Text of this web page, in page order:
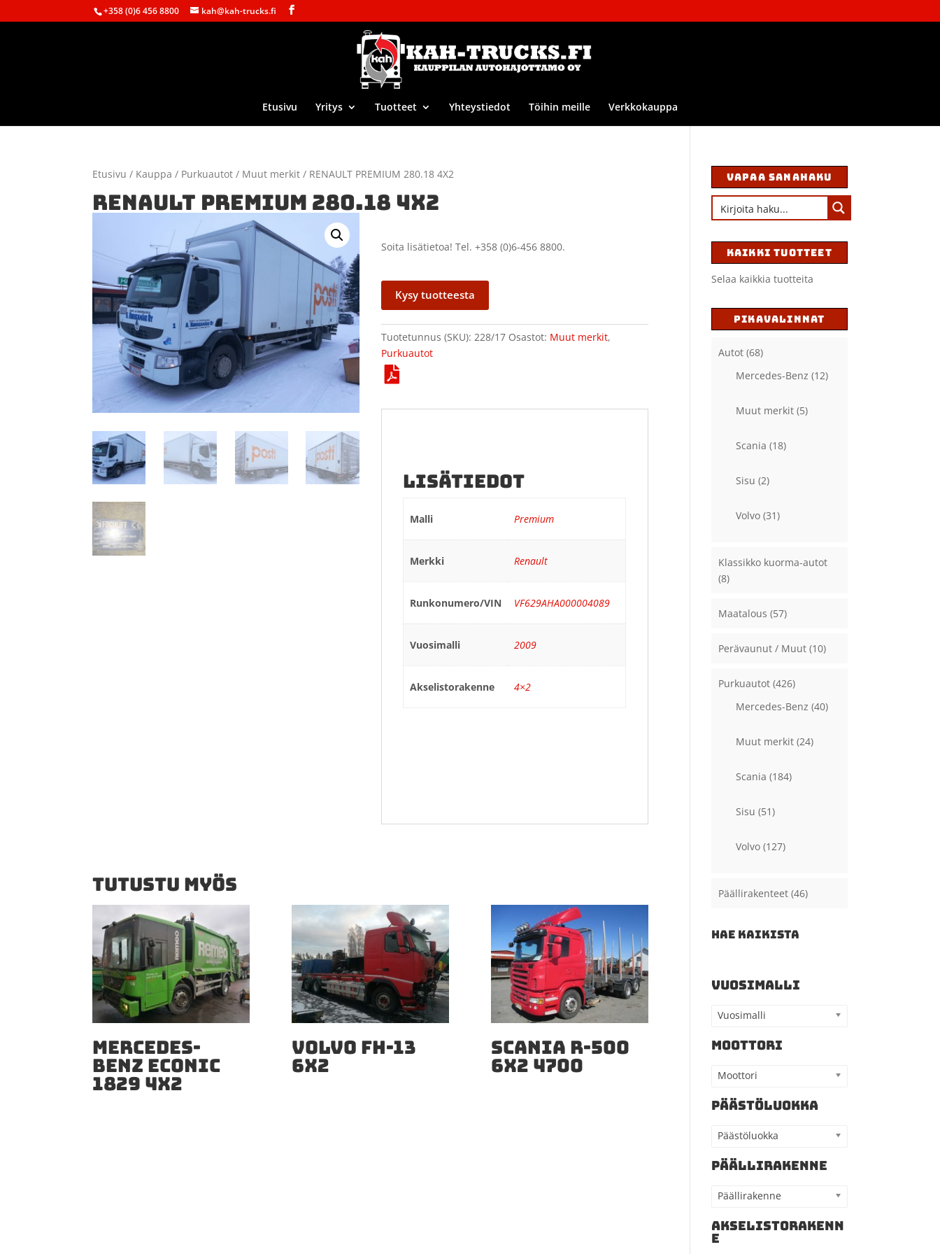
+358 (0)6 456 8800 kah@kah-trucks.fi
Etusivu Yritys Tuotteet Yhteystiedot Töihin meille Verkkokauppa
Etusivu / Kauppa / Purkuautot / Muut merkit / RENAULT PREMIUM 280.18 4X2
RENAULT PREMIUM 280.18 4X2
Soita lisätietoa! Tel. +358 (0)6-456 8800.
Kysy tuotteesta
Tuotetunnus (SKU):228/17 Osastot: Muut merkit,
Purkuautot
LISÄTIEDOT
Malli Premium
Merkki Renault
Runkonumero/VIN VF629AHA000004089
Vuosimalli 2009
Akselistorakenne 4×2
TUTUSTU MYÖS
MERCEDES-
BENZ ECONIC
1829 4X2
VOLVO FH-13
6X2
SCANIA R-500
6X2 4700
VAPAA SANAHAKU
KAIKKI TUOTTEET
Selaa kaikkia tuotteita
PIKAVALINNAT
Autot (68)
Mercedes-Benz (12)
Muut merkit (5)
Scania (18)
Sisu (2)
Volvo (31)
Klassikko kuorma-autot
(8)
Maatalous (57)
Perävaunut / Muut (10)
Purkuautot (426)
Mercedes-Benz (40)
Muut merkit (24)
Scania (184)
Sisu (51)
Volvo (127)
Päällirakenteet (46)
HAE KAIKISTA
VUOSIMALLI
Vuosimalli
MOOTTORI
Moottori
PÄÄSTÖLUOKKA
Päästöluokka
PÄÄLLIRAKENNE
Päällirakenne
AKSELISTORAKENN
E